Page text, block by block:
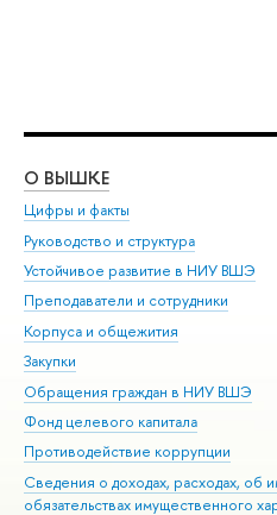
О ВЫШКЕ
Цифры и факты
Руководство и структура
Устойчивое развитие в НИУ ВШЭ
Преподаватели и сотрудники
Корпуса и общежития
Закупки
Обращения граждан в НИУ ВШЭ
Фонд целевого капитала
Противодействие коррупции
Сведения о доходах, расходах, об
обязательствах имущественного